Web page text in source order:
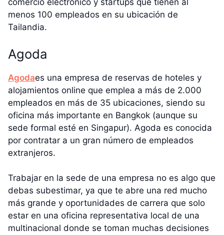
comercio electrónico y startups que tienen al
menos 100 empleados en su ubicación de
Tailandia.
Agoda
Agodaes una empresa de reservas de hoteles y
alojamientos online que emplea a más de 2.000
empleados en más de 35 ubicaciones, siendo su
oficina más importante en Bangkok (aunque su
sede formal esté en Singapur). Agoda es conocida
por contratar a un gran número de empleados
extranjeros.
Trabajar en la sede de una empresa no es algo que
debas subestimar, ya que te abre una red mucho
más grande y oportunidades de carrera que solo
estar en una oficina representativa local de una
multinacional donde se toman muchas decisiones